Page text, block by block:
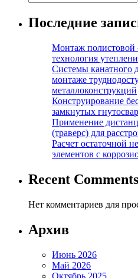
Последние
Монтаж полистовой
технология
Системы канатного
монтаже
металлоконструкций
Конструирование
замкнутых
Применение
(траверс) для
Расчет остаточной
элементов с
Recent Comments
Нет комментариев для
Архив
Июнь 2026
Май 2026
Октябрь 2025